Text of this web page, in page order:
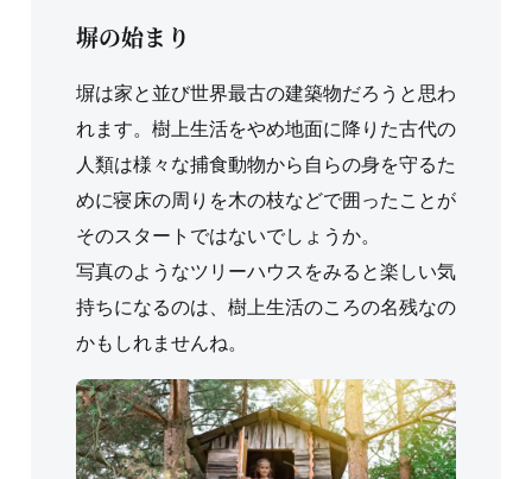
塀の始まり
塀は家と並び世界最古の建築物だろうと思わ
れます。樹上生活をやめ地面に降りた古代の
人類は様々な捕食動物から自らの身を守るた
めに寝床の周りを木の枝などで囲ったことが
そのスタートではないでしょうか。
写真のようなツリーハウスをみると楽しい気
持ちになるのは、樹上生活のころの名残なの
かもしれませんね。